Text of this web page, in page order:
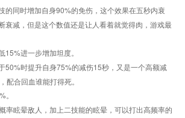
的同时增加自身90%的免伤，这个效果在五秒内衰
衰减，但是这个数值还是让人看着就觉得肉，游戏最
15%进一步增加坦度。
50%时提升自身75%的减伤15秒，又是一个高额减
配合回血谁能打得死。
。
率眩晕敌人，加上二技能的眩晕，可以打出高频率的